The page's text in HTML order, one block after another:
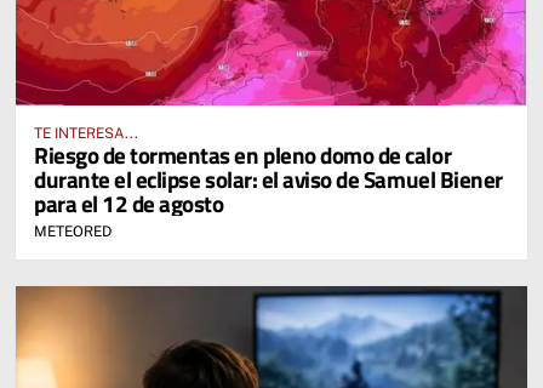
TE INTERESA...
Riesgo de tormentas en pleno domo de calor
durante el eclipse solar: el aviso de Samuel Biener
para el 12 de agosto
METEORED